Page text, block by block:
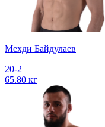
Мехди Байдулаев
20-2
65.80 кг